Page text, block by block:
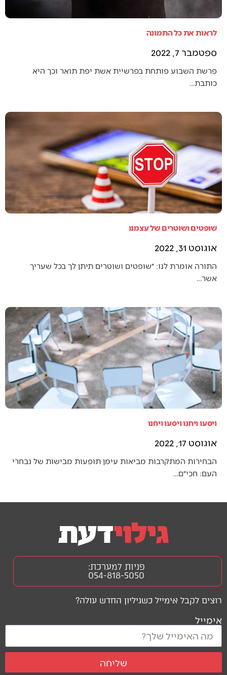
לראות את כל התמונה
ספטמבר 7, 2022
פרשת השבוע פותחת בפרשיית אשת יפת תואר וכך היא
כותבת…
שופטים ושוטרים של עצמנו
אוגוסט 31, 2022
התורה אומרת לנו: ״שופטים ושוטרים תיתן לך בכל שעריך
אשר…
ויסעו ויחנו ויסעו ויחנו
אוגוסט 17, 2022
הבחירות המתקרבות מביאות עימן תופעות מבישות של נבחרי
העם: חכי״ם…
רוצים לקבל אימייל כשגיליון החדש עולה?
אימייל
שליחה
פניות למערכת:
054-818-5050